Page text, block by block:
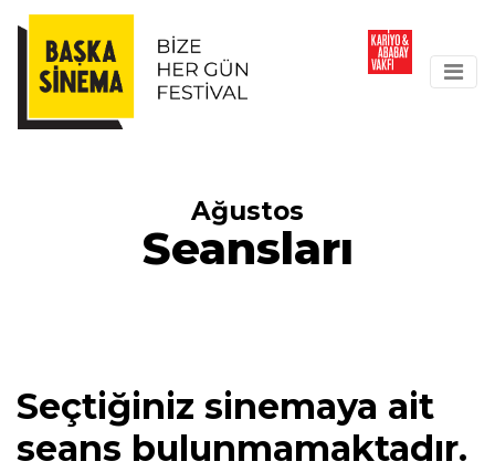
Ağustos
Seansları
Seçtiğiniz sinemaya ait
seans bulunmamaktadır.